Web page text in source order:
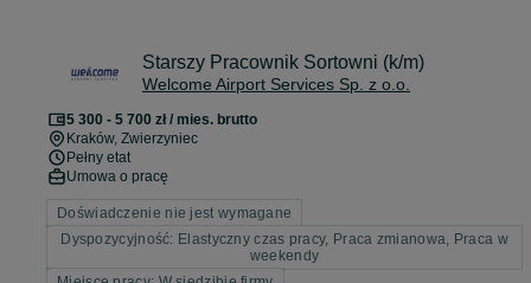
Starszy Pracownik Sortowni (k/m)
Welcome Airport Services Sp. z o.o.
5 300 - 5 700 zł / mies. brutto
Kraków, Zwierzyniec
Pełny etat
Umowa o pracę
Doświadczenie nie jest wymagane
Dyspozycyjność: Elastyczny czas pracy, Praca zmianowa, Praca w
weekendy